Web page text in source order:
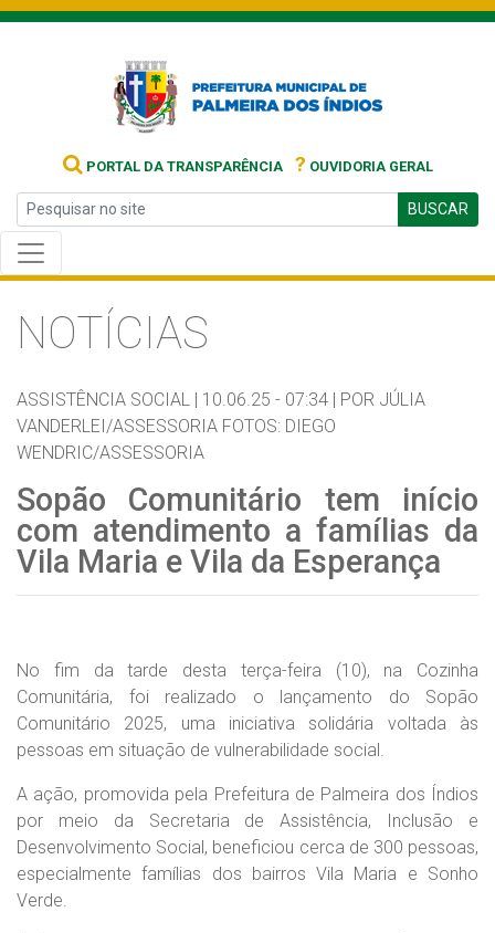
PORTAL DA TRANSPARÊNCIA ? OUVIDORIA GERAL
BUSCAR
NOTÍCIAS
ASSISTÊNCIA SOCIAL | 10.06.25 - 07:34 | POR JÚLIA
VANDERLEI/ASSESSORIA FOTOS: DIEGO
WENDRIC/ASSESSORIA
Sopão Comunitário tem início
com atendimento a famílias da
Vila Maria e Vila da Esperança
No fim da tarde desta terça-feira (10), na Cozinha
Comunitária, foi realizado o lançamento do Sopão
Comunitário 2025, uma iniciativa solidária voltada às
pessoas em situação de vulnerabilidade social.
A ação, promovida pela Prefeitura de Palmeira dos Índios
por meio da Secretaria de Assistência, Inclusão e
Desenvolvimento Social, beneficiou cerca de 300 pessoas,
especialmente famílias dos bairros Vila Maria e Sonho
Verde.